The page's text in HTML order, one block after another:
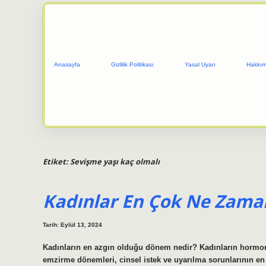
Anasayfa Gizlilik Politikası Yasal Uyarı
Etiket:Sevişme yaşı kaç olmalı
Kadınlar En Çok Ne
Tarih: Eylül 13, 2024
Kadınların en azgın olduğu dönem nedir? Kadınların
emzirme dönemleri, cinsel istek ve uyarılma sorunlarının